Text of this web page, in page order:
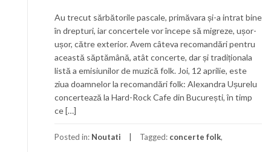
Au trecut sărbătorile pascale, primăvara și-a intrat bine
în drepturi, iar concertele vor începe să migreze, ușor-
ușor, către exterior. Avem câteva recomandări pentru
această săptămână, atât concerte, dar și tradiționala
listă a emisiunilor de muzică folk. Joi, 12 aprilie, este
ziua doamnelor la recomandări folk: Alexandra Ușurelu
concertează la Hard-Rock Cafe din București, în timp
ce […]
Posted in: Noutati Tagged: concerte folk,